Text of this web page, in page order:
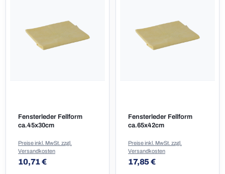
Fensterleder Fellform
ca.45x30cm
Regulärer Preis:
10,71 €
Preise inkl. MwSt. zzgl.
Versandkosten
Fensterleder Fellform
ca.65x42cm
Regulärer Preis:
17,85 €
Preise inkl. MwSt. zzgl.
Versandkosten